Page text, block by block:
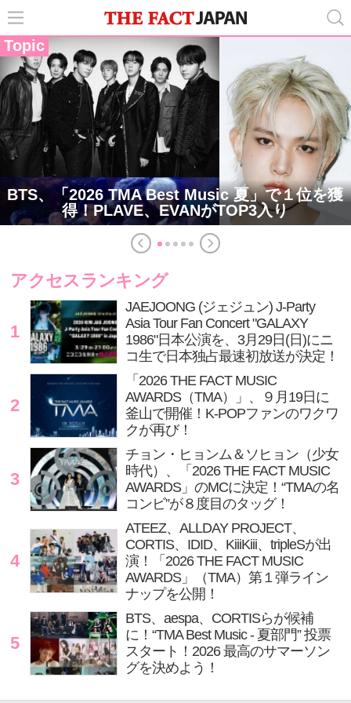
Topic
BTS、「2026 TMA Best Music 夏」で１位を獲
得！PLAVE、EVANがTOP3入り
アクセスランキング
1
JAEJOONG (ジェジュン) J-Party
Asia Tour Fan Concert "GALAXY
1986"日本公演を、3月29日(日)にニ
コ生で日本独占最速初放送が決定！
2
「2026 THE FACT MUSIC
AWARDS（TMA）」、９月19日に
釜山で開催！K-POPファンのワクワ
クが再び！
3
チョン・ヒョンム＆ソヒョン（少女
時代）、「2026 THE FACT MUSIC
AWARDS」のMCに決定！“TMAの名
コンビ”が８度目のタッグ！
4
ATEEZ、ALLDAY PROJECT、
CORTIS、IDID、KiiiKiii、tripleSが出
演！「2026 THE FACT MUSIC
AWARDS」（TMA）第１弾ライン
ナップを公開！
5
BTS、aespa、CORTISらが候補
に！“TMA Best Music - 夏部門” 投票
スタート！2026 最高のサマーソン
グを決めよう！